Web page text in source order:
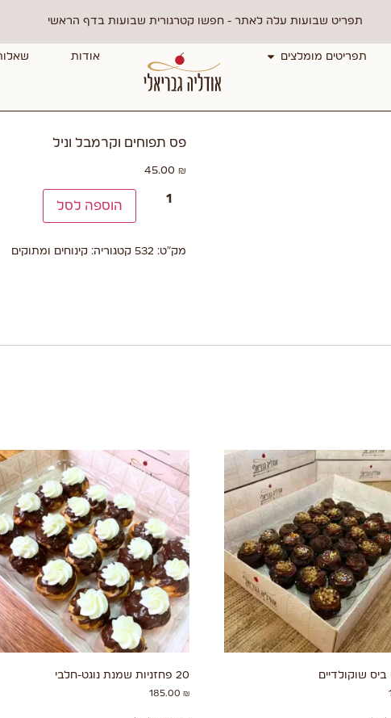
תפריט שבועות עלה לאתר - חפשו קטרגורית שבועות בדף הראשי
תפריטים מומלצים אודות
פס תפוחים וקרמבל וניל
45.00₪
הוספה לסל
מק"ט: 532 קטגוריה: קינוחים ומתוקים
שוקולדיים 20 פחזניות שמנת נוגט-חלבי
185.00 ₪